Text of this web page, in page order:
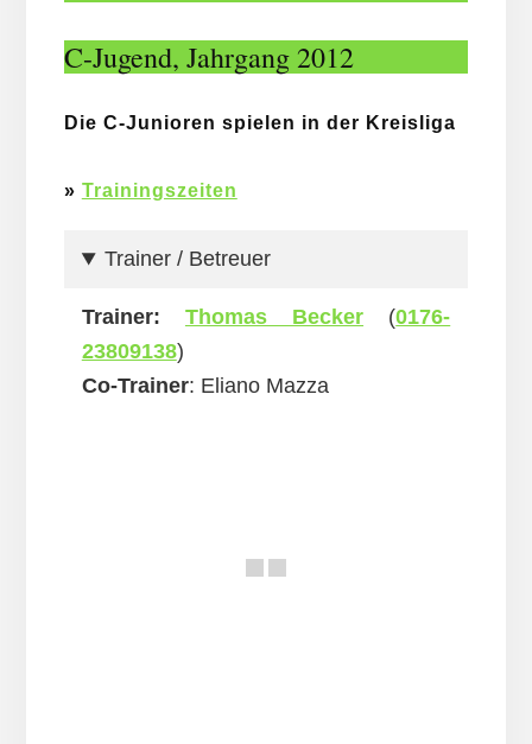
C-Jugend, Jahrgang 2012
Die C-Junioren spielen in der Kreisliga
» Trainingszeiten
Trainer / Betreuer
Trainer: Thomas Becker (0176-
23809138)
Co-Trainer: Eliano Mazza